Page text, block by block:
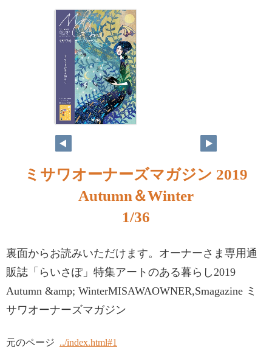
ミサワオーナーズマガジン 2019
Autumn＆Winter
1/36
裏面からお読みいただけます。オーナーさま専用通
販誌「らいさぽ」特集アートのある暮らし2019
Autumn &amp; WinterMISAWAOWNER,Smagazine ミ
サワオーナーズマガジン
元のページ ../index.html#1